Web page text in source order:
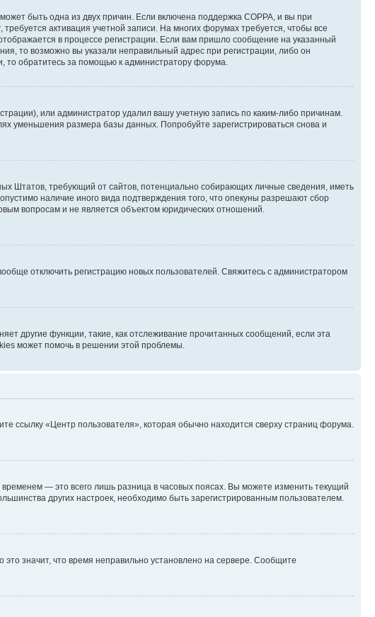
быть одна из двух причин. Если включена поддержка COPPA, и вы при
активация учетной записи. На многих форумах требуется, чтобы все
в процессе регистрации. Если вам пришло сообщение на указанный
то возможно вы указали неправильный адрес при регистрации, либо он
то обратитесь за помощью к администратору форума.
или администратор удалил вашу учетную запись по каким-либо причинам.
уменьшения размера базы данных. Попробуйте зарегистрироваться снова и
Штатов, требующий от сайтов, потенциально собирающих личные сведения, иметь
наличие иного вида подтверждения того, что опекуны разрешают сбор
вопросам и не является объектом юридических отношений.
отключить регистрацию новых пользователей. Свяжитесь с администратором
другие функции, такие, как отслеживание прочитанных сообщений, если эта
может помочь в решении этой проблемы.
ссылку «Центр пользователя», которая обычно находится сверху страниц форума.
— это всего лишь разница в часовых поясах. Вы можете изменить текущий
других настроек, необходимо быть зарегистрированным пользователем.
значит, что время неправильно установлено на сервере. Сообщите